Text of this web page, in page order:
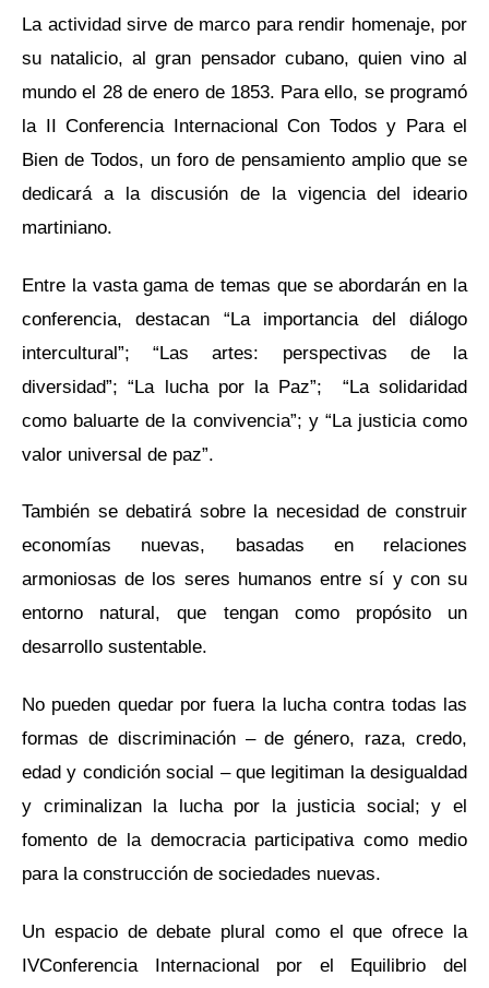
La actividad sirve de marco para rendir homenaje, por
su natalicio, al gran pensador cubano, quien vino al
mundo el 28 de enero de 1853. Para ello, se programó
la II Conferencia Internacional Con Todos y Para el
Bien de Todos, un foro de pensamiento amplio que se
dedicará a la discusión de la vigencia del ideario
martiniano.
Entre la vasta gama de temas que se abordarán en la
conferencia, destacan “La importancia del diálogo
intercultural”; “Las artes: perspectivas de la
diversidad”; “La lucha por la Paz”; “La solidaridad
como baluarte de la convivencia”; y “La justicia como
valor universal de paz”.
También se debatirá sobre la necesidad de construir
economías nuevas, basadas en relaciones
armoniosas de los seres humanos entre sí y con su
entorno natural, que tengan como propósito un
desarrollo sustentable.
No pueden quedar por fuera la lucha contra todas las
formas de discriminación – de género, raza, credo,
edad y condición social – que legitiman la desigualdad
y criminalizan la lucha por la justicia social; y el
fomento de la democracia participativa como medio
para la construcción de sociedades nuevas.
Un espacio de debate plural como el que ofrece la
IVConferencia Internacional por el Equilibrio del